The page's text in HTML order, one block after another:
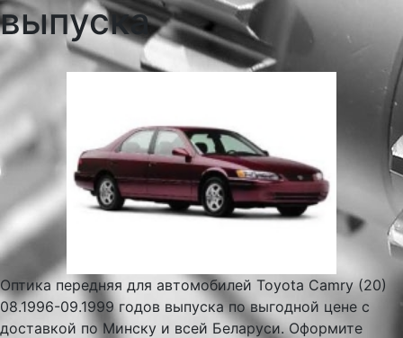
выпуска
Оптика передняя для автомобилей Toyota Camry (20)
08.1996-09.1999 годов выпуска по выгодной цене с
доставкой по Минску и всей Беларуси. Оформите